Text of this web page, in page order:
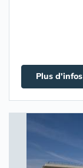
Plus d'infos